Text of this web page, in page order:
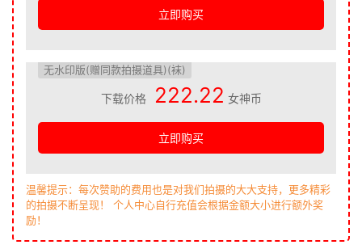
立即购买
无水印版(赠同款拍摄道具)(袜)
下载价格 222.22 女神币
立即购买
温馨提示：每次赞助的费用也是对我们拍摄的大大支持，更多精彩
的拍摄不断呈现！ 个人中心自行充值会根据金额大小进行额外奖
励！